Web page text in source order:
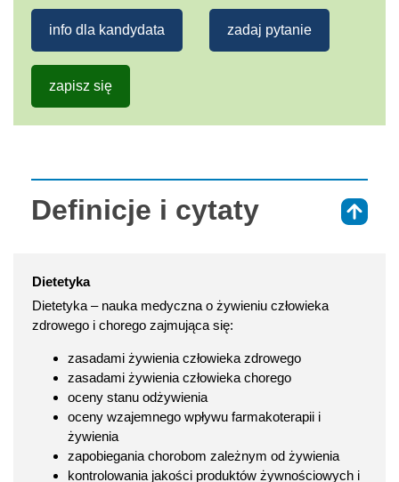
info dla kandydata zadaj pytanie
zapisz się
Definicje i cytaty
Dietetyka
Dietetyka – nauka medyczna o żywieniu człowieka
zdrowego i chorego zajmująca się:
zasadami żywienia człowieka zdrowego
zasadami żywienia człowieka chorego
oceny stanu odżywienia
oceny wzajemnego wpływu farmakoterapii i
żywienia
zapobiegania chorobom zależnym od żywienia
kontrolowania jakości produktów żywnościowych i